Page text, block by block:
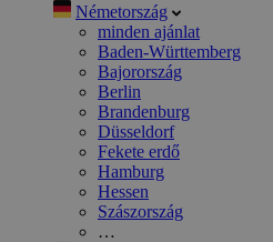
Németország
minden ajánlat
Baden-Württemberg
Bajorország
Berlin
Brandenburg
Düsseldorf
Fekete erdő
Hamburg
Hessen
Szászország
…